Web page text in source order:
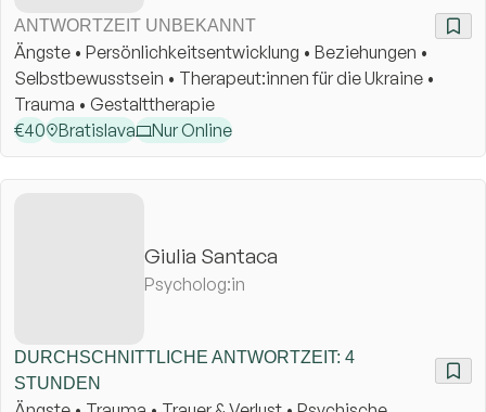
ANTWORTZEIT UNBEKANNT
Ängste • Persönlichkeitsentwicklung • Beziehungen •
Selbstbewusstsein • Therapeut:innen für die Ukraine •
Trauma • Gestalttherapie
€40 Bratislava Nur Online
Giulia Santaca
Psycholog:in
DURCHSCHNITTLICHE ANTWORTZEIT: 4
STUNDEN